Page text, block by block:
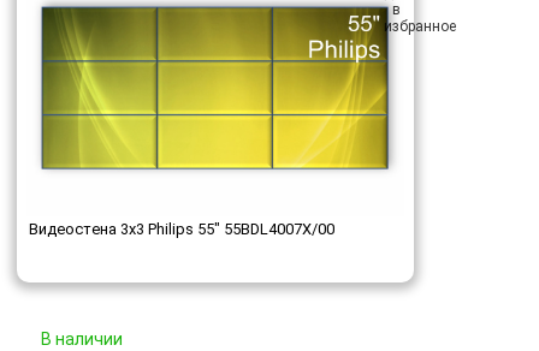
Видеостена 3x3 Philips 55" 55BDL4007X/00
В наличии